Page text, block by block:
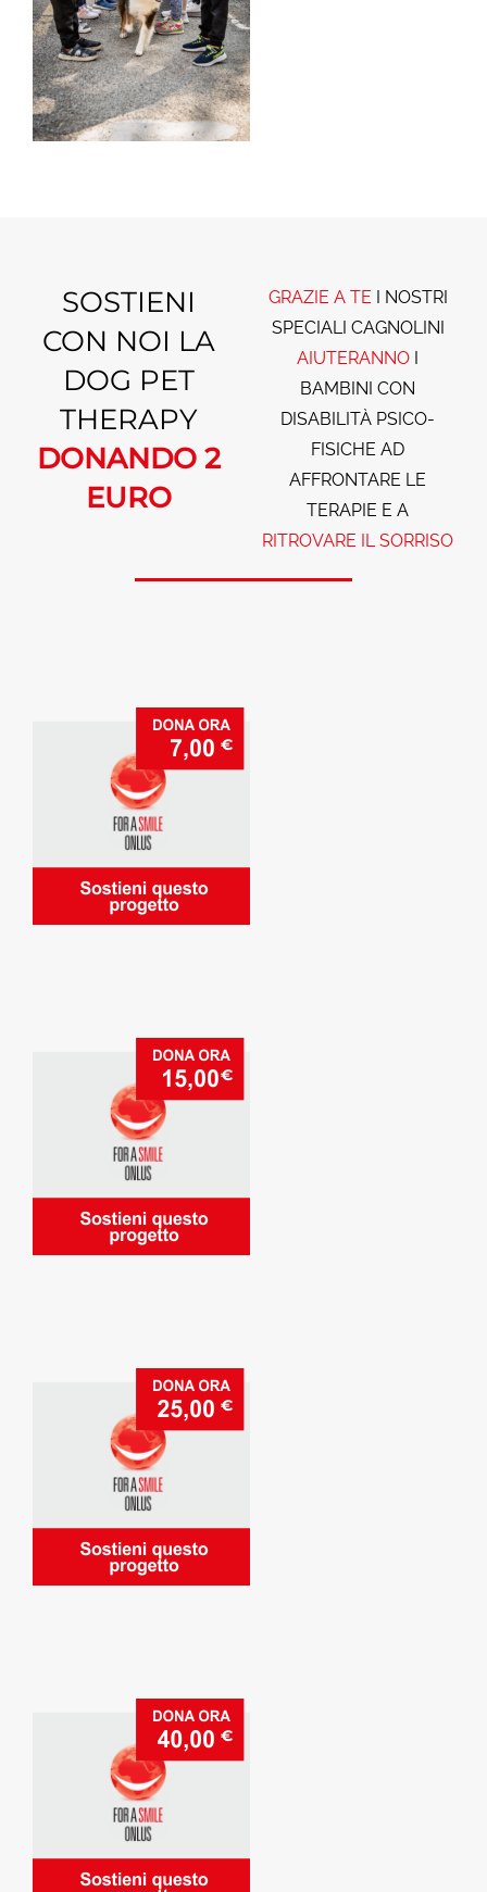
SOSTIENI
CON NOI LA
DOG PET
THERAPY
DONANDO 2
EURO
GRAZIE A TE I NOSTRI
SPECIALI CAGNOLINI
AIUTERANNO I
BAMBINI CON
DISABILITÀ PSICO-
FISICHE AD
AFFRONTARE LE
TERAPIE E A
RITROVARE IL SORRISO